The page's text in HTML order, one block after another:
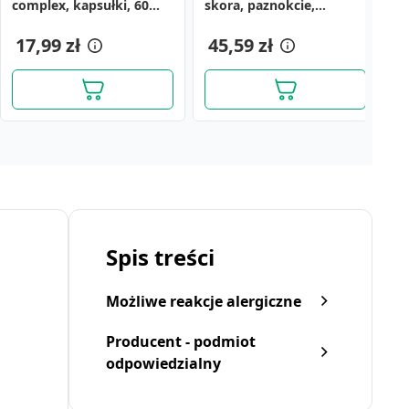
complex, kapsułki, 60
17,99 zł
skora, paznokcie,
45,59 zł
Spis treści
Możliwe reakcje alergiczne
Producent - podmiot
odpowiedzialny